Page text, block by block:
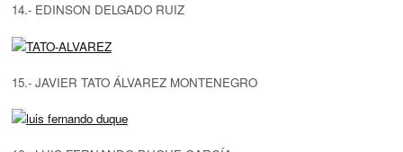
14.- EDINSON DELGADO RUIZ
15.- JAVIER TATO ÁLVAREZ MONTENEGRO